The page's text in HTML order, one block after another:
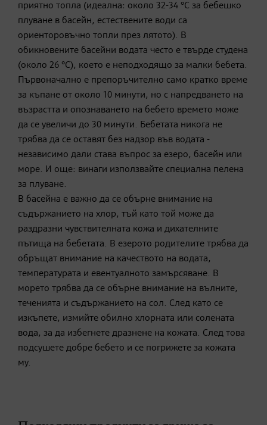
приятно топла (идеална: около 32-34 °C за бебешко
плуване в басейн, естествените води са
ориенторовъчно топли през лятото). В
обикновените басейни водата често е твърде студена
(около 26 °C), което е неподходящо за малки бебета.
Първоначално е препоръчително само кратко време
за къпане от около 10 минути, но с напредването на
възрастта и опознаването на бебето времето може
да се увеличи до 30 минути. Бебетата никога не
трябва да се оставят без надзор във водата -
независимо дали става въпрос за езеро, басейн или
море. И още: винаги използвайте специална пелена
за плуване.
В басейна е важно да се обърне внимание на
съдържанието на хлор, тъй като той може да
раздразни чувствителната кожа и дихателните
пътища на бебетата. В езерото родителите трябва да
обръщат внимание на качеството на водата,
температурата и евентуалното замърсяване. В
морето трябва да се обърне внимание на вълните,
теченията и съдържанието на сол. След като се
изкъпете, измийте обилно хлорната или солената
вода, за да избегнете дразнене на кожата. След това
подсушете добре бебето и се погрижете за кожата
му.